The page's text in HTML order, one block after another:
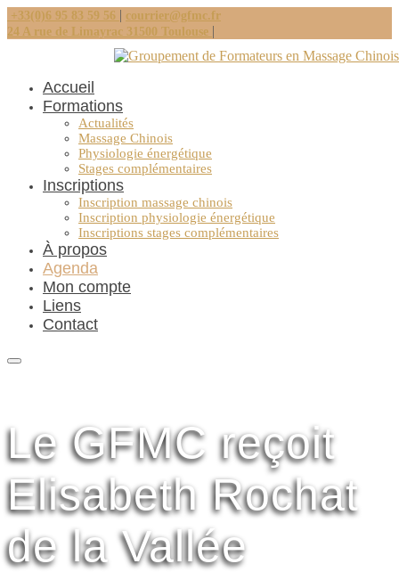
+33(0)6 95 83 59 56 | courrier@gfmc.fr
24 A rue de Limayrac 31500 Toulouse |
Accueil
Formations
Actualités
Massage Chinois
Physiologie énergétique
Stages complémentaires
Inscriptions
Inscription massage chinois
Inscription physiologie énergétique
Inscriptions stages complémentaires
À propos
Agenda
Mon compte
Liens
Contact
Le GFMC reçoit
Elisabeth Rochat
de la Vallée